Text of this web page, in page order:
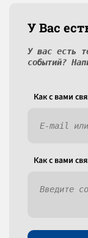
У Вас
У вас есть
событий?
Как c вами
Как c вами